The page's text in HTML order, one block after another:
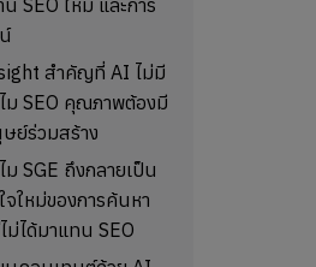
SEO ใหม่ และการ
สำคัญที่ AI ไม่มี
ม SEO คุณภาพต้องมี
ย์ร่วมสร้าง
ม SGE ถึงกลายเป็น
จใหม่ของการค้นหา
ม่ได้มาแทน SEO